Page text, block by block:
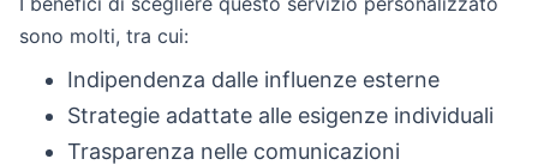
sono molti, tra cui:
Indipendenza dalle influenze esterne
Strategie adattate alle esigenze individuali
Trasparenza nelle comunicazioni